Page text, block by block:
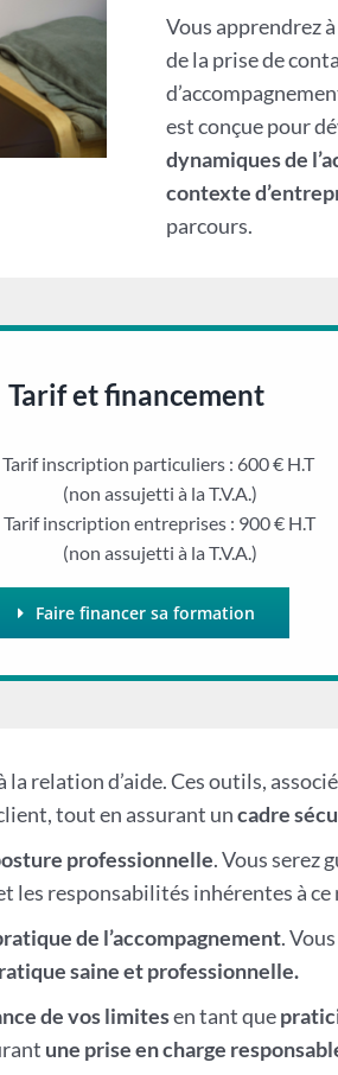
Vous apprendrez
de la prise de
est conçue pour
dynamiques de
contexte
parcours.
Tarif et financement
Tarif inscription particuliers : 600 € H.T
(non assujetti à la T.V.A.)
Tarif inscription entreprises : 900 € H.T
(non assujetti à la T.V.A.)
Faire financer sa formation
la relation d’aide. Ces outils,
tout en assurant uncadre
professionnelle. Vous serez
les responsabilités inhérentes à ce
de l’accompagnement.
saine et professionnelle.
de vos limitesen tant que
une prise en charge